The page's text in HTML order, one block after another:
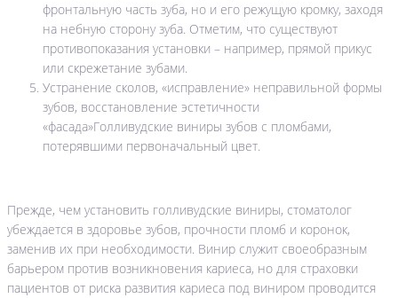
фронтальную часть зуба, но и его режущую кромку, заходя
на небную сторону зуба. Отметим, что существуют
противопоказания установки – например, прямой прикус
или скрежетание зубами.
Устранение сколов, «исправление» неправильной формы
зубов, восстановление эстетичности
«фасада»Голливудские виниры зубов с пломбами,
потерявшими первоначальный цвет.
Прежде, чем установить голливудские виниры, стоматолог
убеждается в здоровье зубов, прочности пломб и коронок,
заменив их при необходимости. Винир служит своеобразным
барьером против возникновения кариеса, но для страховки
пациентов от риска развития кариеса под виниром проводится